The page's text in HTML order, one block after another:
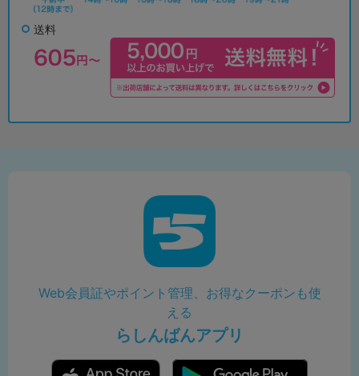
送料
Web会員証やポイント管理、お得なクーポンも使
える
らしんばんアプリ